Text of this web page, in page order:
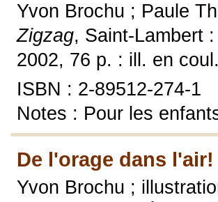
Yvon Brochu ; Paule
Zigzag, Saint-Lambert
2002, 76 p. : ill. en
ISBN : 2-89512-274-1
Notes : Pour les
De l'orage dans l'air!
Yvon Brochu ;